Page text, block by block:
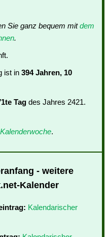
Sie ganz bequem mitdem
.
ist in 394 Jahren, 10
Tag des Jahres 2421.
.
- weitere
Kalender
Kalendarischer